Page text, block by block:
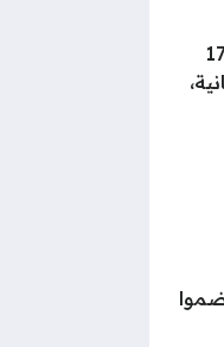
تصل إلى 17,500